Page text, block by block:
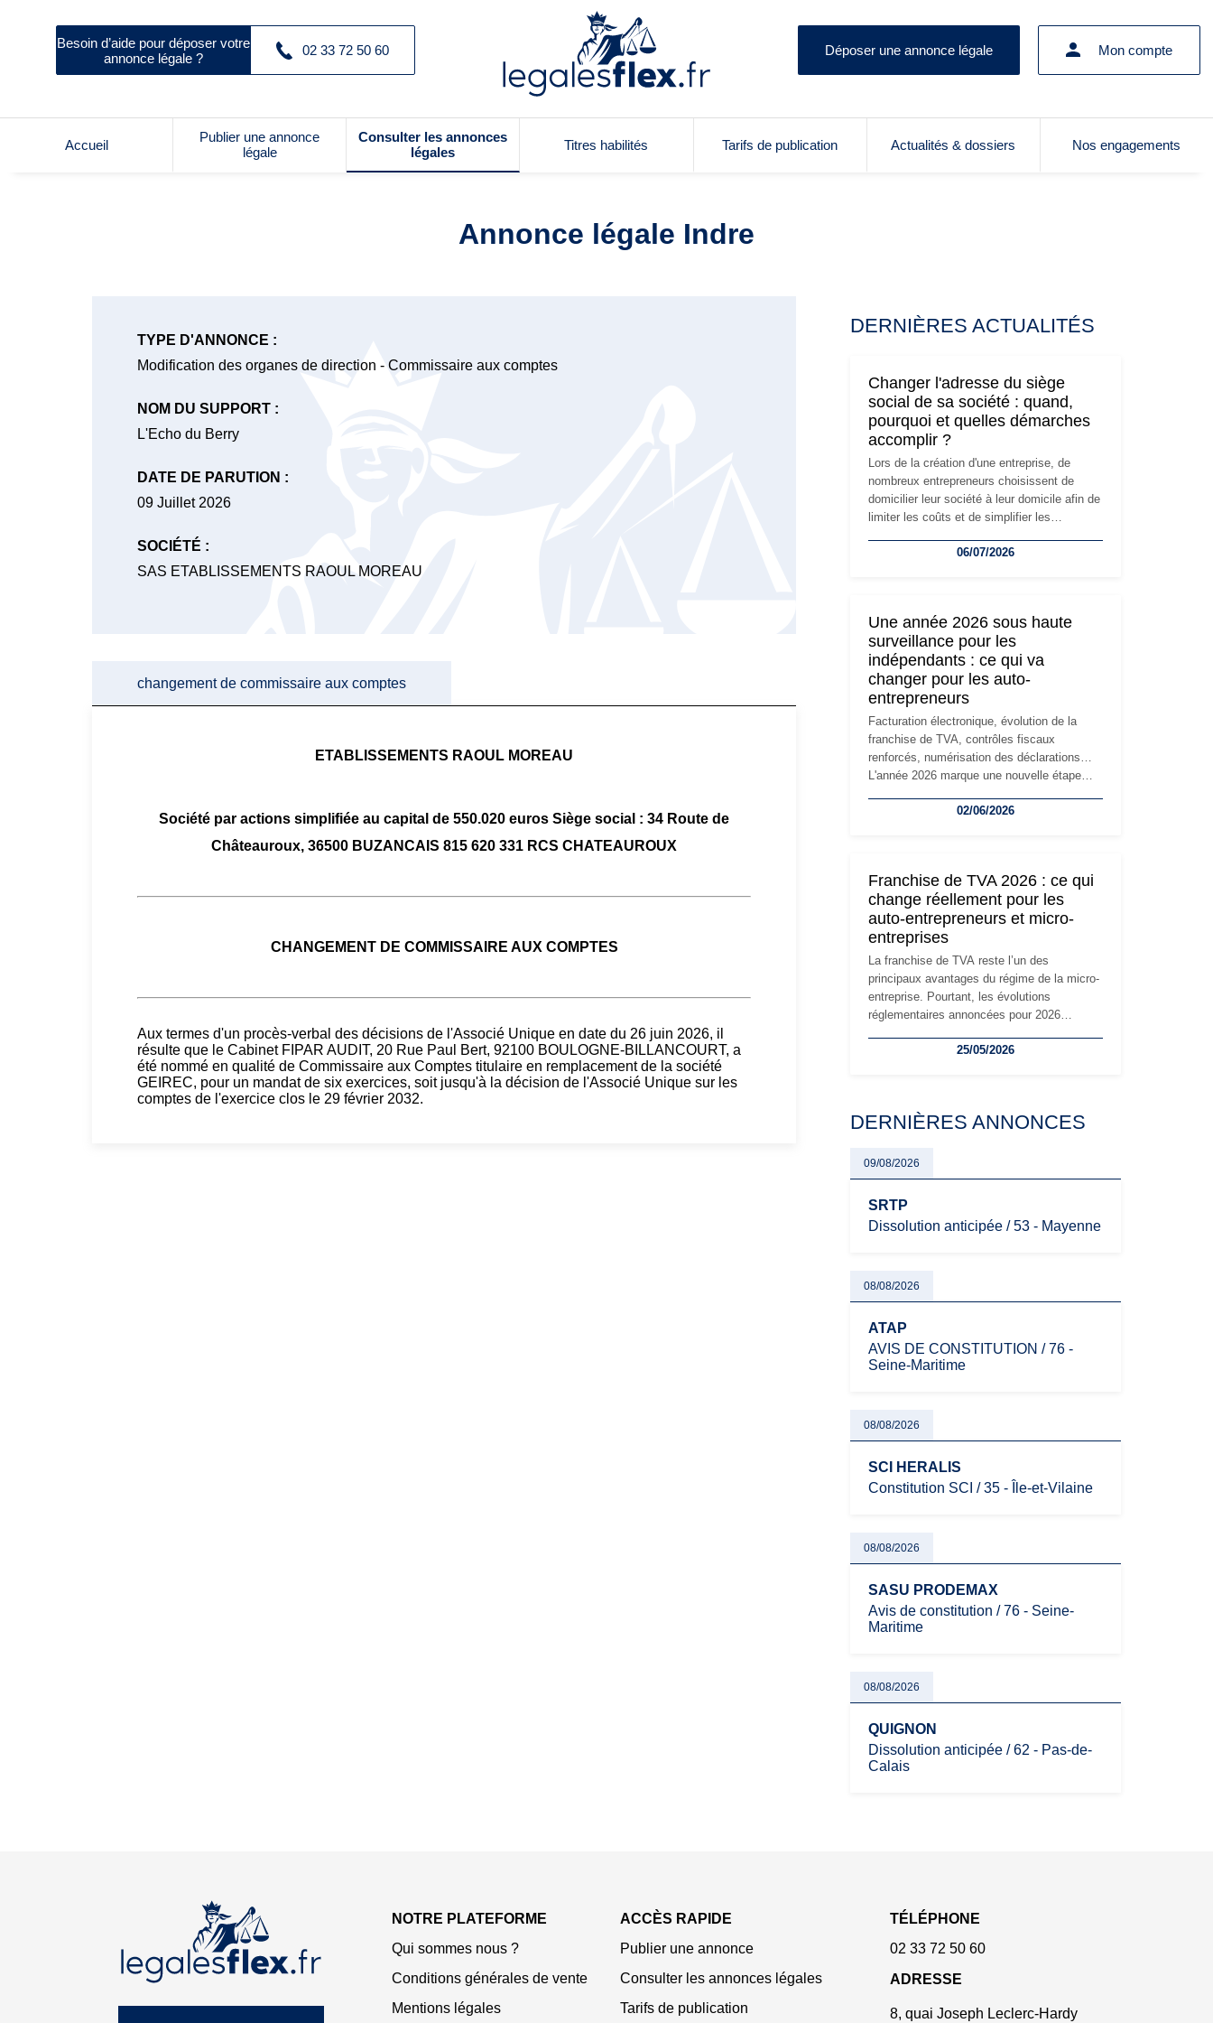
Besoin d’aide pour déposer votre
annonce légale ?
02 33 72 50 60 Déposer une annonce légale Mon compte
Accueil
Publier une annonce
légale
Consulter les annonces
légales
Titres habilités Tarifs de publication Actualités & dossiers Nos engagements
Annonce légale Indre
TYPE D'ANNONCE :
Modification des organes de direction - Commissaire aux comptes
NOM DU SUPPORT :
L'Echo du Berry
DATE DE PARUTION :
09 Juillet 2026
SOCIÉTÉ :
SAS ETABLISSEMENTS RAOUL MOREAU
changement de commissaire aux comptes
ETABLISSEMENTS RAOUL MOREAU
Société par actions simplifiée au capital de 550.020 euros Siège social : 34 Route de
Châteauroux, 36500 BUZANCAIS 815 620 331 RCS CHATEAUROUX
CHANGEMENT DE COMMISSAIRE AUX COMPTES
Aux termes d'un procès-verbal des décisions de l'Associé Unique en date du 26 juin 2026, il
résulte que le Cabinet FIPAR AUDIT, 20 Rue Paul Bert, 92100 BOULOGNE-BILLANCOURT, a
été nommé en qualité de Commissaire aux Comptes titulaire en remplacement de la société
GEIREC, pour un mandat de six exercices, soit jusqu'à la décision de l'Associé Unique sur les
comptes de l'exercice clos le 29 février 2032.
DERNIÈRES ACTUALITÉS
Changer l'adresse du siège
social de sa société : quand,
pourquoi et quelles démarches
accomplir ?
Lors de la création d'une entreprise, de
nombreux entrepreneurs choisissent de
domicilier leur société à leur domicile afin de
limiter les coûts et de simplifier les
l'activité, cette solution peut rapidement
siège social répond souvent à une nouvelle
étape de la vie de l'entreprise et implique
plusieurs formalités obligatoires.
06/07/2026
Une année 2026 sous haute
surveillance pour les
indépendants : ce qui va
changer pour les auto-
entrepreneurs
Facturation électronique, évolution de la
franchise de TVA, contrôles fiscaux
renforcés, numérisation des déclarations…
L'année 2026 marque une nouvelle étape
travailleurs indépendants. Si le régime de la
réglementaire plus exigeant. Décryptage des
principaux changements et des précautions
à prendre pour éviter les mauvaises
surprises.
02/06/2026
Franchise de TVA 2026 : ce qui
change réellement pour les
auto-entrepreneurs et micro-
entreprises
La franchise de TVA reste l’un des
principaux avantages du régime de la micro-
entreprise. Pourtant, les évolutions
réglementaires annoncées pour 2026
les auto-entrepreneurs, artisans et
évoluent dans un contexte de contrôle
oblige les indépendants à rester
particulièrement vigilants.
25/05/2026
DERNIÈRES ANNONCES
09/08/2026
SRTP
Dissolution anticipée / 53 - Mayenne
08/08/2026
ATAP
AVIS DE CONSTITUTION / 76 -
Seine-Maritime
08/08/2026
SCI HERALIS
Constitution SCI / 35 - Île-et-Vilaine
08/08/2026
SASU PRODEMAX
Avis de constitution / 76 - Seine-
Maritime
08/08/2026
QUIGNON
Dissolution anticipée / 62 - Pas-de-
Calais
NOTRE PLATEFORME
Qui sommes nous ?
Conditions générales de vente
Mentions légales
ACCÈS RAPIDE
Publier une annonce
Consulter les annonces légales
Tarifs de publication
TÉLÉPHONE
02 33 72 50 60
ADRESSE
8, quai Joseph Leclerc-Hardy